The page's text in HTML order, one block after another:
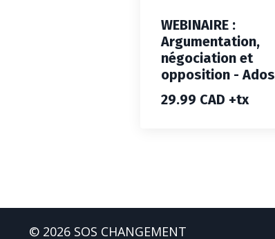
WEBINAIRE :
Argumentation,
négociation et
opposition - Ados
29.99 CAD +tx
© 2026 SOS CHANGEMENT